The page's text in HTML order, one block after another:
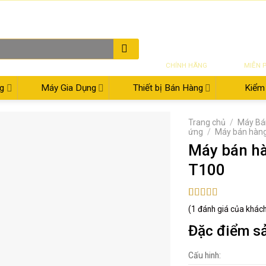
CHÍNH HÃNG
MIỄN
Máy Gia Dụng Thiết bị Bán Hàng
Trang chủ / Máy
ứng / Máy bán
Máy bán
T100
3.00
trên 5
dựa
trên
1
giá
(1 đánh giá của
Đặc điểm
Cấu hinh: